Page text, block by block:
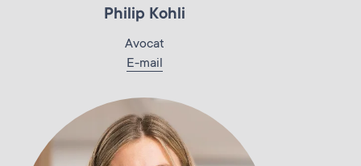
Philip Kohli
Avocat
E-mail